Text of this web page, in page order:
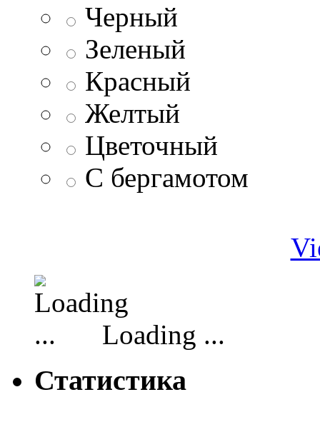
Черный
Зеленый
Красный
Желтый
Цветочный
С бергамотом
Loading ...
Статистика